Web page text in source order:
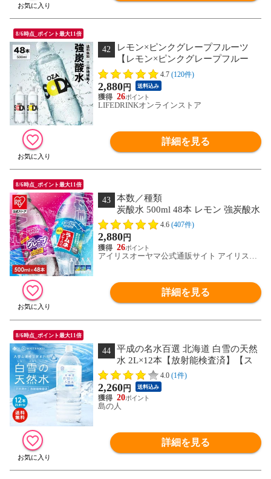
8/6時点_ポイント最大11倍
42
レモン×ピンクグレープフルーツ
【レモン×ピンクグレープフルー
ツ】炭酸水 500ml 48本 2ケース（24本×
２） 強炭酸 炭酸 無糖 OZA SODA プレ
ーン レモン ピンクグレープフルーツ ラ
イム 割り材 箱買い ライフドリンクカン
4.7 (120件)
2,880円 送料込み
26
LIFEDRINKオンラインストア
詳細を見る
8/6時点_ポイント最大11倍
43
本数／種類
炭酸水 500ml 48本 レモン 強炭酸水
強炭酸 クリスタルスパーク CRYSTAL
SPARK 500ml×48本 アイリスオーヤマ
アイリス 箱 箱買い 無糖 割り材 新生活
ストック 備蓄 [食品] [飲料]
4.6 (407件)
2,880円
26
アイリスオーヤマ公式通販サイト アイリスプ
詳細を見る
8/6時点_ポイント最大11倍
44
平成の名水百選 北海道 白雪の天然
水 2L×12本【放射能検査済】【ス
トロンチウム検査済】【送料無料】【送
料込み】お水 ミネラルウォーター
[cd*]W00-00002-11110
4.0 (1件)
2,260円 送料込み
20
島の人
詳細を見る